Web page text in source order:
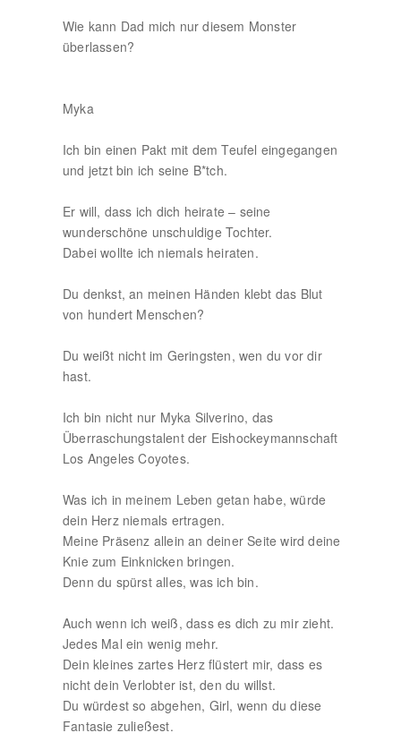
Wie kann Dad mich nur diesem Monster
überlassen?
Myka
Ich bin einen Pakt mit dem Teufel eingegangen
und jetzt bin ich seine B*tch.
Er will, dass ich dich heirate – seine
wunderschöne unschuldige Tochter.
Dabei wollte ich niemals heiraten.
Du denkst, an meinen Händen klebt das Blut
von hundert Menschen?
Du weißt nicht im Geringsten, wen du vor dir
hast.
Ich bin nicht nur Myka Silverino, das
Überraschungstalent der Eishockeymannschaft
Los Angeles Coyotes.
Was ich in meinem Leben getan habe, würde
dein Herz niemals ertragen.
Meine Präsenz allein an deiner Seite wird deine
Knie zum Einknicken bringen.
Denn du spürst alles, was ich bin.
Auch wenn ich weiß, dass es dich zu mir zieht.
Jedes Mal ein wenig mehr.
Dein kleines zartes Herz flüstert mir, dass es
nicht dein Verlobter ist, den du willst.
Du würdest so abgehen, Girl, wenn du diese
Fantasie zuließest.